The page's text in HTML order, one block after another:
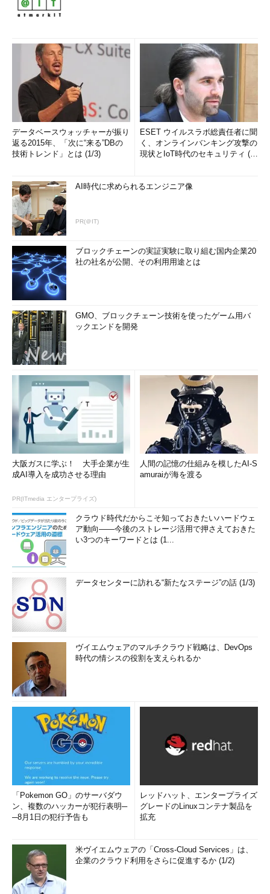
データベースウォッチャーが振り
返る2015年、「次に“来る”DBの
技術トレンド」とは (1/3)
ESET ウイルスラボ総責任者に聞
く、オンラインバンキング攻撃の
現状とIoT時代のセキュリティ (1/
AI時代に求められるエンジニア像
PR(＠IT)
ブロックチェーンの実証実験に取り組む国内企業20
社の社名が公開、その利用用途とは
GMO、ブロックチェーン技術を使ったゲーム用バ
ックエンドを開発
大阪ガスに学ぶ！ 大手企業が生
成AI導入を成功させる理由
PR(ITmedia エンタープライズ)
人間の記憶の仕組みを模したAI-S
amuraiが海を渡る
クラウド時代だからこそ知っておきたいハードウェ
ア動向――今後のストレージ活用で押さえておきた
い3つのキーワードとは (1...
データセンターに訪れる“新たなステージ”の話 (1/3)
ヴイエムウェアのマルチクラウド戦略は、DevOps
時代の情シスの役割を支えられるか
「Pokemon GO」のサーバダウ
ン、複数のハッカーが犯行表明─
─8月1日の犯行予告も
レッドハット、エンタープライズ
グレードのLinuxコンテナ製品を
拡充
米ヴイエムウェアの「Cross-Cloud Services」は、
企業のクラウド利用をさらに促進するか (1/2)